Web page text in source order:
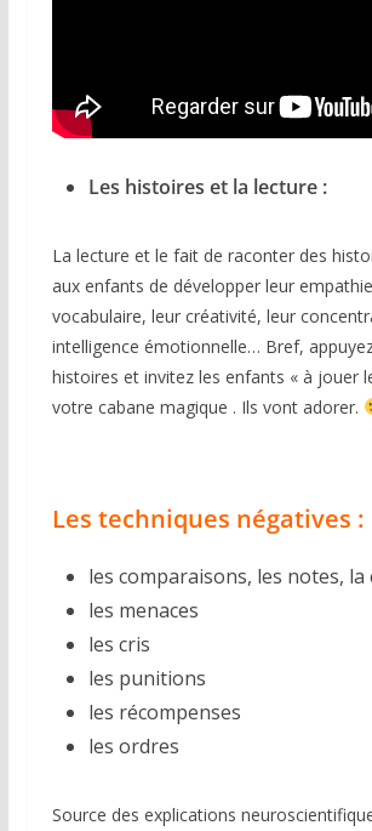
Les histoires et la lecture :
La lecture et le fait de raconter des
aux enfants de développer leur
vocabulaire, leur créativité, leur
intelligence émotionnelle… Bref,
histoires et invitez les enfants « à jouer
votre cabane magique . Ils vont adorer.
Les techniques négatives :
les comparaisons, les notes,
les menaces
les cris
les punitions
les récompenses
les ordres
Source des explications